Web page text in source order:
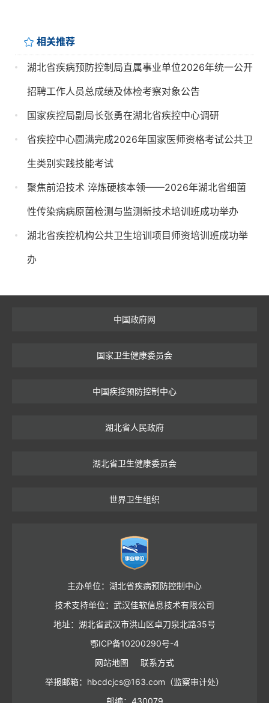
相关推荐
湖北省疾病预防控制局直属事业单位2026年统一公开
招聘工作人员总成绩及体检考察对象公告
国家疾控局副局长张勇在湖北省疾控中心调研
省疾控中心圆满完成2026年国家医师资格考试公共卫
生类别实践技能考试
聚焦前沿技术 淬炼硬核本领——2026年湖北省细菌
性传染病病原菌检测与监测新技术培训班成功举办
湖北省疾控机构公共卫生培训项目师资培训班成功举
办
中国政府网
国家卫生健康委员会
中国疾控预防控制中心
湖北省人民政府
湖北省卫生健康委员会
世界卫生组织
主办单位：湖北省疾病预防控制中心
技术支持单位：武汉佳软信息技术有限公司
地址：湖北省武汉市洪山区卓刀泉北路35号
鄂ICP备10200290号-4
网站地图
联系方式
举报邮箱：hbcdcjcs@163.com（监察审计处）
邮编：430079